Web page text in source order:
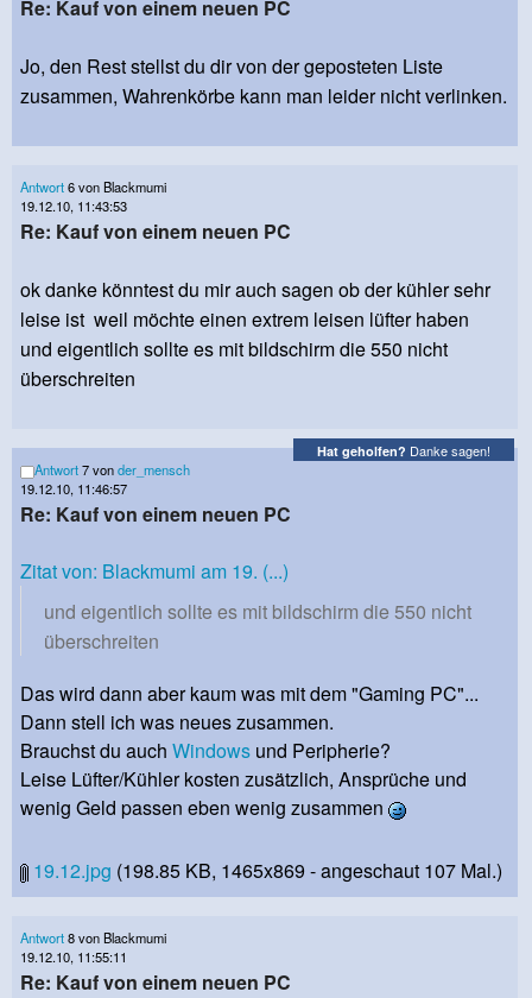
Re: Kauf von einem neuen PC
Jo, den Rest stellst du dir von der geposteten Liste
zusammen, Wahrenkörbe kann man leider nicht verlinken.
Antwort6 von Blackmumi
19.12.10, 11:43:53
Re: Kauf von einem neuen PC
ok danke könntest du mir auch sagen ob der kühler sehr
leise ist weil möchte einen extrem leisen lüfter haben
und eigentlich sollte es mit bildschirm die 550 nicht
überschreiten
Hat geholfen? Danke sagen!
Antwort7 vonder_mensch
19.12.10, 11:46:57
Re: Kauf von einem neuen PC
Zitat von: Blackmumi am 19. (...)
und eigentlich sollte es mit bildschirm die 550 nicht
überschreiten
Das wird dann aber kaum was mit dem "Gaming PC"...
Dann stell ich was neues zusammen.
Brauchst du auch Windows und Peripherie?
Leise Lüfter/Kühler kosten zusätzlich, Ansprüche und
wenig Geld passen eben wenig zusammen
19.12.jpg (198.85 KB, 1465x869 - angeschaut 107 Mal.)
Antwort8 von Blackmumi
19.12.10, 11:55:11
Re: Kauf von einem neuen PC